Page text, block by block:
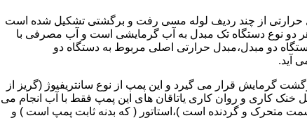
حرارتی از چند ردیف لوله مسی رفت و برگشتی تشکیل شده است
دو نوع دستگاه تک مبدل به آب گرمایشی است و آب مصرفی با
دو مبدل،مبدل حرارتی اصلی مربوط به دستگاه دو
آید.
گرمایش قرار می گیرد و این پمپ از نوع سانتریفیوژ (گریز از
خنک کاری و روان کاری یاتاقان های این پمپ فقط با آب انجام می
متحرک و گردنده است )،استاتور ( که بدنه ثابت پمپ است ) و